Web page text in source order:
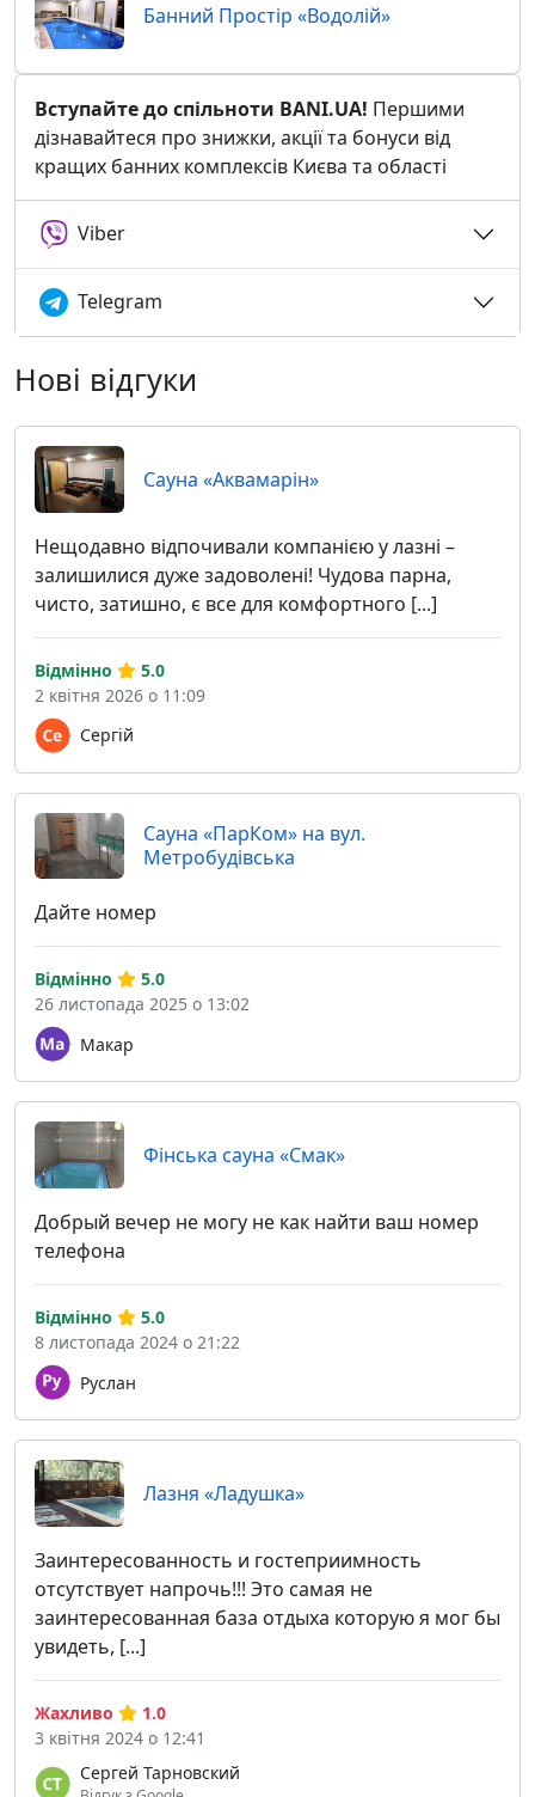
Банний Простір «Водолій»
Вступайте до спільноти BANI.UA! Першими
дізнавайтеся про знижки, акції та бонуси від
кращих банних комплексів Києва та області
Viber
Telegram
Нові відгуки
Сауна «Аквамарін»
Нещодавно відпочивали компанією у лазні –
залишилися дуже задоволені! Чудова парна,
чисто, затишно, є все для комфортного [...]
Сергій
Відмінно
5.0
2 квітня 2026 о 11:09
Сауна «ПарКом» на вул.
Метробудівська
Дайте номер
Макар
Відмінно
5.0
26 листопада 2025 о 13:02
Фінська сауна «Смак»
Добрый вечер не могу не как найти ваш номер
телефона
Руслан
Відмінно
5.0
8 листопада 2024 о 21:22
Лазня «Ладушка»
Заинтересованность и гостеприимность
отсутствует напрочь!!! Это самая не
заинтересованная база отдыха которую я мог бы
увидеть, [...]
Сергей Тарновский
Жахливо
1.0
3 квітня 2024 о 12:41